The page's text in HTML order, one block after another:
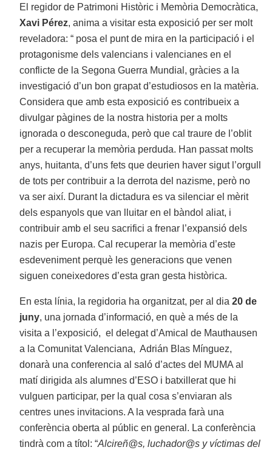
El regidor de Patrimoni Històric i Memòria Democràtica,
Xavi Pérez, anima a visitar esta exposició per ser molt
reveladora: “ posa el punt de mira en la participació i el
protagonisme dels valencians i valencianes en el
conflicte de la Segona Guerra Mundial, gràcies a la
investigació d’un bon grapat d’estudiosos en la matèria.
Considera que amb esta exposició es contribueix a
divulgar pàgines de la nostra historia per a molts
ignorada o desconeguda, però que cal traure de l’oblit
per a recuperar la memòria perduda. Han passat molts
anys, huitanta, d’uns fets que deurien haver sigut l’orgull
de tots per contribuir a la derrota del nazisme, però no
va ser així. Durant la dictadura es va silenciar el mèrit
dels espanyols que van lluitar en el bàndol aliat, i
contribuir amb el seu sacrifici a frenar l’expansió dels
nazis per Europa. Cal recuperar la memòria d’este
esdeveniment perquè les generacions que venen
siguen coneixedores d’esta gran gesta històrica.
En esta línia, la regidoria ha organitzat, per al dia20 de
juny, una jornada d’informació, en què a més de la
visita a l’exposició, el delegat d’Amical de Mauthausen
a la Comunitat Valenciana, Adrián Blas Mínguez,
donarà una conferencia al saló d’actes del MUMA al
matí dirigida als alumnes d’ESO i batxillerat que hi
vulguen participar, per la qual cosa s’enviaran als
centres unes invitacions. A la vesprada farà una
conferència oberta al públic en general. La conferència
tindrà com a títol: “Alcireñ@s, luchador@s y víctimas del